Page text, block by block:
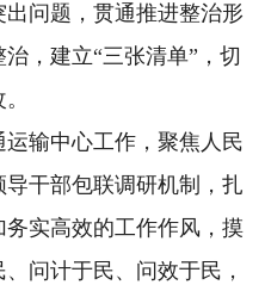
问题，贯通推进整治形
，建立“三张清单”，切
输中心工作，聚焦人民
干部包联调研机制，扎
实高效的工作作风，摸
问计于民、问效于民，